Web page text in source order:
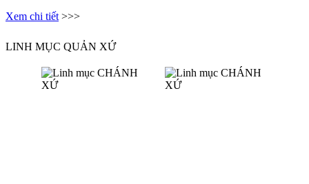
Xem chi tiết >>>
LINH MỤC QUẢN XỨ